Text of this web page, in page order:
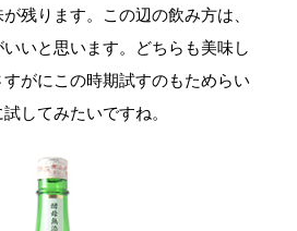
残ります。この辺の飲み方は、
いと思います。どちらも美味し
がにこの時期試すのもためらい
してみたいですね。